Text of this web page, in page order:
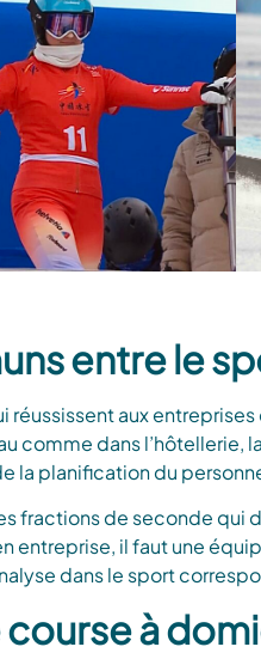
entre le
réussissent aux
comme dans
la planification du
fractions de seconde qui
entreprise, il faut une
dans le sport
à